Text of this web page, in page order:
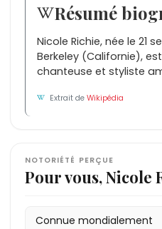
Résumé
Nicole Richie, née le 21
Berkeley (Californie),
chanteuse et styliste
Extrait deWikipédia
NOTORIÉTÉ PERÇUE
Pour vous, Nicole
Connue mondialement